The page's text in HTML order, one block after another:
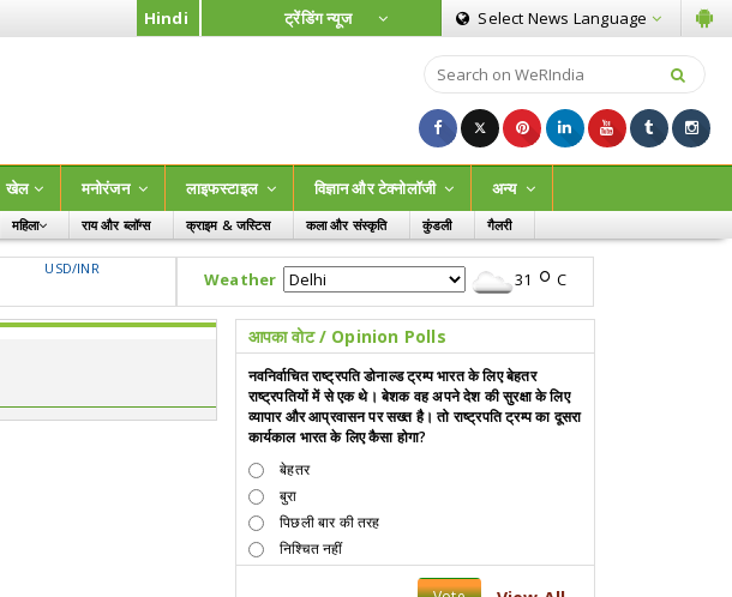
Hindi ट्रेंडिंग न्यूज Select News Language
खेल मनोरंजन लाइफस्टाइल विज्ञान और टेक्नोलॉजी अन्य
महिला
बच्चे
राय और ब्लॉग्स क्राइम & जस्टिस कला और संस्कृति कुंडली गैलरी
USD/INR
Weather 31 C
आपका वोट / Opinion Polls
नवनिर्वाचित राष्ट्रपति डोनाल्ड ट्रम्प भारत के लिए बेहतर
राष्ट्रपतियों में से एक थे। बेशक वह अपने देश की सुरक्षा के लिए
व्यापार और आप्रवासन पर सख्त है। तो राष्ट्रपति ट्रम्प का दूसरा
कार्यकाल भारत के लिए कैसा होगा?
बेहतर
बुरा
पिछली बार की तरह
निश्चित नहीं